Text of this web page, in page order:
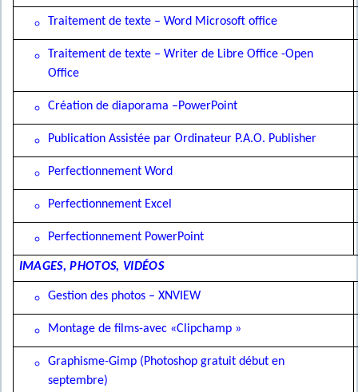
Traitement de texte – Word Microsoft office
Traitement de texte – Writer de Libre Office -Open
Office
Création de diaporama –PowerPoint
Publication Assistée par Ordinateur P.A.O. Publisher
Perfectionnement Word
Perfectionnement Excel
Perfectionnement PowerPoint
IMAGES, PHOTOS, VIDÉOS
Gestion des photos – XNVIEW
Montage de films-avec «Clipchamp »
Graphisme-Gimp (Photoshop gratuit début en
septembre)